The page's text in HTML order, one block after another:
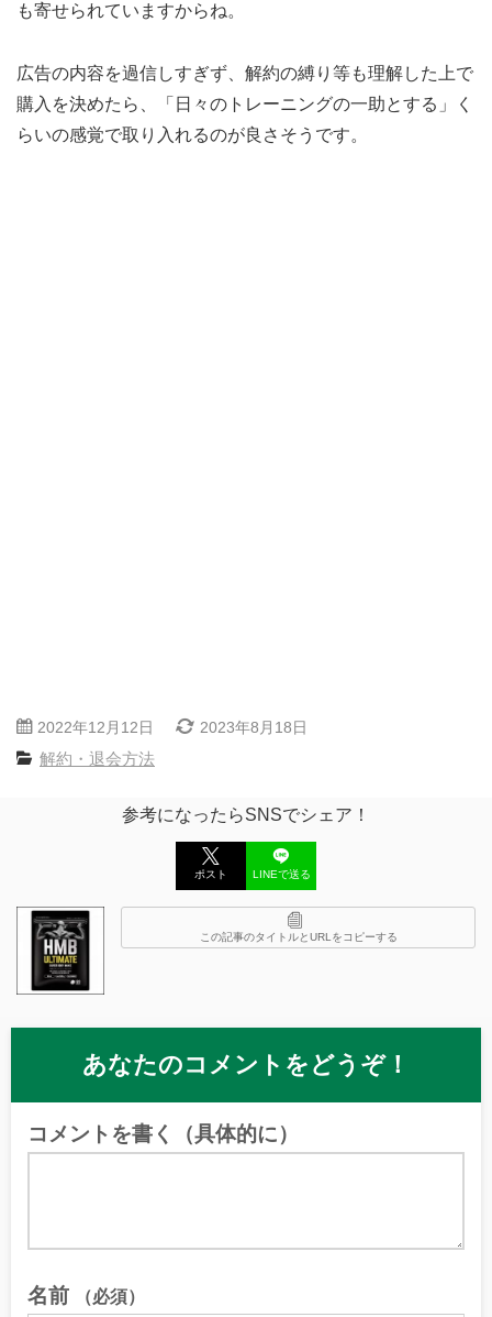
も寄せられていますからね。
広告の内容を過信しすぎず、解約の縛り等も理解した上で
購入を決めたら、「日々のトレーニングの一助とする」く
らいの感覚で取り入れるのが良さそうです。
2022年12月12日 2023年8月18日
解約・退会方法
参考になったらSNSでシェア！
ポスト LINEで送る
この記事のタイトルとURLをコピーする
あなたのコメントをどうぞ！
コメントを書く（具体的に）
名前 （必須）